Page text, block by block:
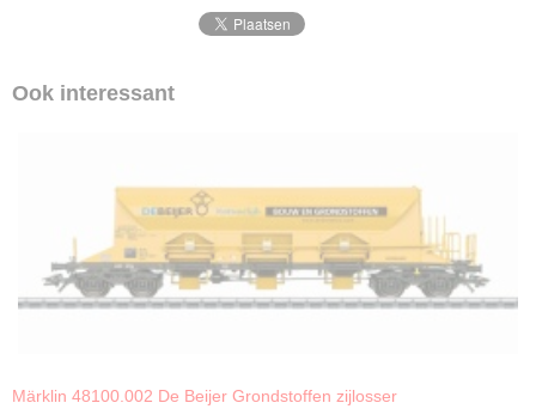
Ook interessant
Märklin 48100.002 De Beijer Grondstoffen zijlosser